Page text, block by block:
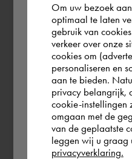
CPQ Succes |
realiteit
According to us you
the world. Please
you wish to shop.
Deutschland
Rest of the world
Om uw bezoek
optimaal te laten
gebruik van
verkeer over onze
cookies om
personaliseren en
aan te bieden.
privacy belangrijk,
cookie-instellingen
omgaan met de
van de geplaatste
leggen wij u graag
privacyverklaring.